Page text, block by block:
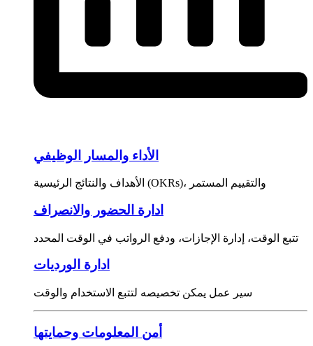
الأداء والمسار الوظيفي
الأهداف والنتائج الرئيسية (OKRs)، والتقييم المستمر
ادارة الحضور والانصراف
تتبع الوقت، إدارة الإجازات، ودفع الرواتب في الوقت المحدد
ادارة الورديات
سير عمل يمكن تخصيصه لتتبع الاستخدام والوقت
أمن المعلومات وحمايتها